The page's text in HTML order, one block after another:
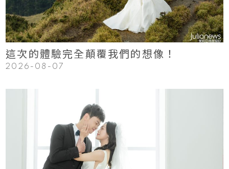
這次的體驗完全顛覆我們的想像！
2026-08-07
123